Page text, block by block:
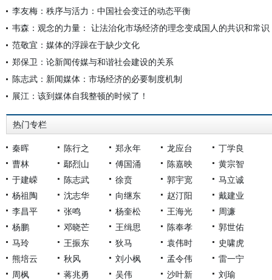
李友梅：秩序与活力：中国社会变迁的动态平衡
韦森：观念的力量： 让法治化市场经济的理念变成国人的共识和常识
范敬宜：媒体的浮躁在于缺少文化
郑保卫：论新闻传媒与和谐社会建设的关系
陈志武：新闻媒体：市场经济的必要制度机制
展江：该到媒体自我整顿的时候了！
热门专栏
秦晖 陈行之 郑永年 龙应台
丁学良
曹林
鄢烈山 傅国涌 陈嘉映
黄宗智
于建嵘
陈志武 徐贲 郭宇宽
马立诚
杨祖陶
沈志华 向继东 赵汀阳
戴建业
李昌平
张鸣 杨奎松 王海光
周濂
杨鹏
邓晓芒 王缉思 陈奉孝
郭世佑
马玲
王振东 狄马 袁伟时
史啸虎
熊培云
秋风 刘小枫 孟令伟
雷一宁
周枫
蒋兆勇 吴伟 沙叶新 刘瑜